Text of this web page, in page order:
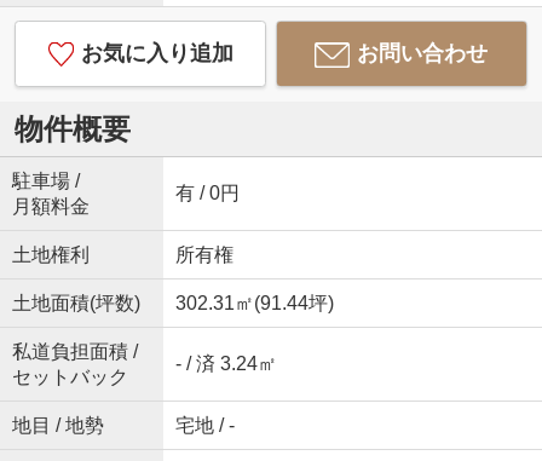
お気に入り追加 お問い合わせ
物件概要
駐車場 /
月額料金
有 / 0円
土地権利 所有権
土地面積(坪数) 302.31㎡(91.44坪)
私道負担面積 /
セットバック
- / 済 3.24㎡
地目 / 地勢 宅地 / -